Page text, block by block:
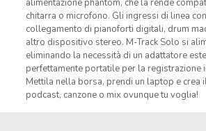
alimentazione phantom, che la rende
chitarra o microfono. Gli ingressi di linea
collegamento di pianoforti digitali, drum
altro dispositivo stereo. M-Track Solo si
eliminando la necessità di un adattatore
perfettamente portatile per la registrazione
Mettila nella borsa, prendi un laptop e crea
podcast, canzone o mix ovunque tu voglia!